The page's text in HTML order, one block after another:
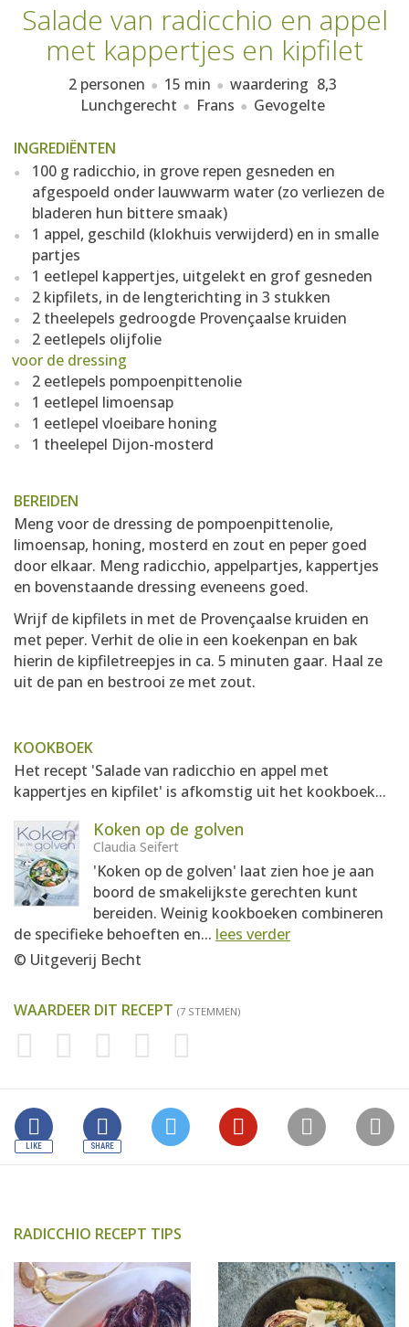
Salade van radicchio en appel
met kappertjes en kipfilet
2 personen 15 min waardering 8,3
Lunchgerecht
Frans Gevogelte
INGREDIËNTEN
100 g radicchio, in grove repen gesneden en
afgespoeld onder lauwwarm water (zo verliezen de
bladeren hun bittere smaak)
1 appel, geschild (klokhuis verwijderd) en in smalle
partjes
1 eetlepel kappertjes, uitgelekt en grof gesneden
2 kipfilets, in de lengterichting in 3 stukken
2 theelepels gedroogde Provençaalse kruiden
2 eetlepels olijfolie
voor de dressing
2 eetlepels pompoenpittenolie
1 eetlepel limoensap
1 eetlepel vloeibare honing
1 theelepel Dijon-mosterd
BEREIDEN
Meng voor de dressing de pompoenpittenolie,
limoensap, honing, mosterd en zout en peper goed
door elkaar. Meng radicchio, appelpartjes, kappertjes
en bovenstaande dressing eveneens goed.
Wrijf de kipfilets in met de Provençaalse kruiden en
met peper. Verhit de olie in een koekenpan en bak
hierin de kipfiletreepjes in ca. 5 minuten gaar. Haal ze
uit de pan en bestrooi ze met zout.
KOOKBOEK
Het recept 'Salade van radicchio en appel met
kappertjes en kipfilet' is afkomstig uit het kookboek...
Koken op de golven
Claudia Seifert
'Koken op de golven' laat zien hoe je aan
boord de smakelijkste gerechten kunt
bereiden. Weinig kookboeken combineren
de specifieke behoeften en... lees verder
© Uitgeverij Becht
WAARDEER DIT RECEPT (7 STEMMEN)
RADICCHIO RECEPT TIPS